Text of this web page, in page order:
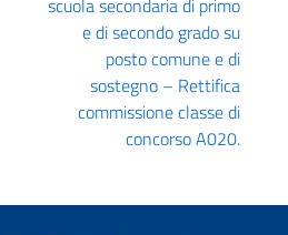
e di secondo grado su
posto comune e di
sostegno – Rettifica
commissione classe di
concorso A020.